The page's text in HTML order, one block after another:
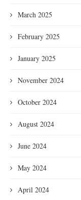
March 2025
February 2025
January 2025
November 2024
October 2024
August 2024
June 2024
May 2024
April 2024